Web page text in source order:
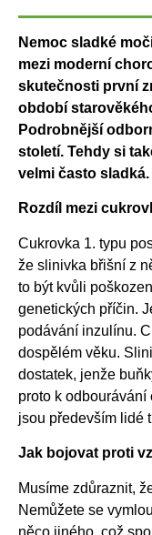
Nemoc sladké
mezi moderní
skutečnosti první
období
Podrobnější
století. Tehdy si
velmi často sladká.
Rozdíl mezi
Cukrovka 1. typu
že slinivka břišní z
to být kvůli
genetických příčin.
podávání inzulínu.
dospělém věku.
dostatek, jenže
proto k
jsou především lidé
Jak bojovat proti
Musíme zdůraznit,
Nemůžete se
něco jiného, což